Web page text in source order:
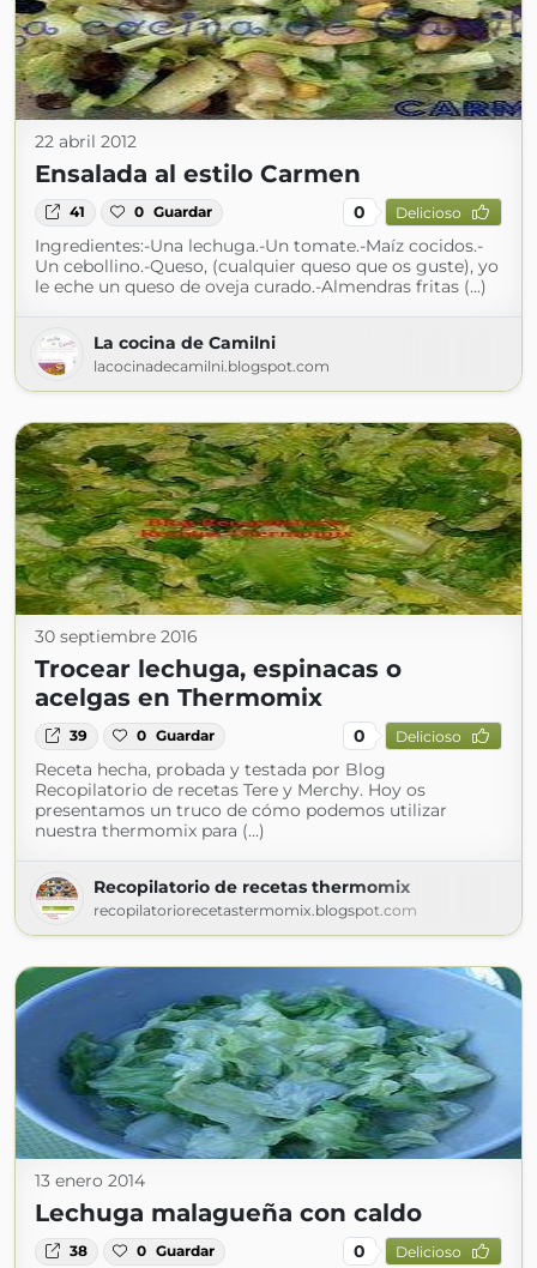
22 abril 2012
Ensalada al estilo Carmen
41 0 Guardar 0 Delicioso
Ingredientes:-Una lechuga.-Un tomate.-Maíz cocidos.-
Un cebollino.-Queso, (cualquier queso que os guste), yo
le eche un queso de oveja curado.-Almendras fritas (...)
La cocina de Camilni
lacocinadecamilni.blogspot.com
30 septiembre 2016
Trocear lechuga, espinacas o
acelgas en Thermomix
39 0 Guardar 0 Delicioso
Receta hecha, probada y testada por Blog
Recopilatorio de recetas Tere y Merchy. Hoy os
presentamos un truco de cómo podemos utilizar
nuestra thermomix para (...)
Recopilatorio de recetas thermomix
recopilatoriorecetastermomix.blogspot.com
13 enero 2014
Lechuga malagueña con caldo
38 0 Guardar 0 Delicioso